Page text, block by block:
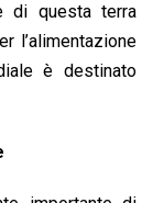
di questa terra
l’alimentazione
è destinato